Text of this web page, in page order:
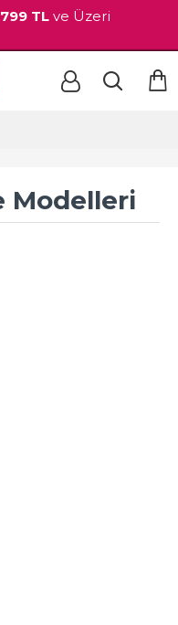
799 TL ve Üzeri
Modelleri